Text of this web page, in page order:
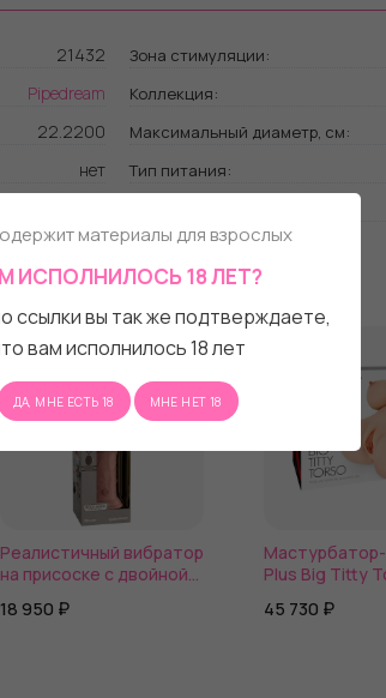
Полностью перезаряжаемый
дистанционного управления
времени работы. Обратите
21432 Зона стимуляции:
Pipedream Коллекция:
22.2200 Максимальный диаметр, см:
нет Тип питания:
Реалистичный вибратор
на присоске с двойной
King Cock Elite 9
18 950 ₽
Plus Big Titty
45 730 ₽
материалы для взрослых
ИСПОЛНИЛОСЬ 18 ЛЕТ?
ссылки вы так же подтверждаете,
вам исполнилось 18 лет
ДА, МНЕ ЕСТЬ 18 МНЕ НЕТ 18